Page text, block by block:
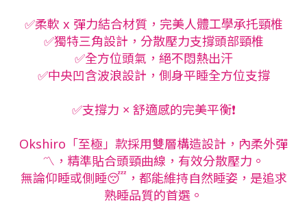
✅柔軟 x 彈力結合材質，完美人體工學承托頸椎
✅獨特三角設計，分散壓力支撐頭部頸椎
✅全方位頭氣，絕不悶熱出汗
✅中央凹含波浪設計，側身平睡全方位支撐
✅支撐力 × 舒適感的完美平衡❗️
Okshiro「至極」款採用雙層構造設計，內柔外彈
〽️，精準貼合頭頸曲線，有效分散壓力。
無論仰睡或側睡😴，都能維持自然睡姿，是追求
熟睡品質的首選。